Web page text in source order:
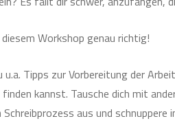
Workshop genau richtig!
Tipps zur Vorbereitung der
kannst. Tausche dich mit
aus und schnuppere